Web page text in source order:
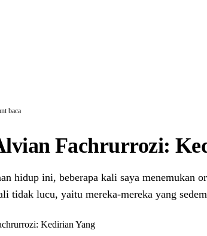
baca
Fachrurrozi:
hidup ini, beberapa kali saya menemukan
tidak lucu, yaitu mereka-mereka yang